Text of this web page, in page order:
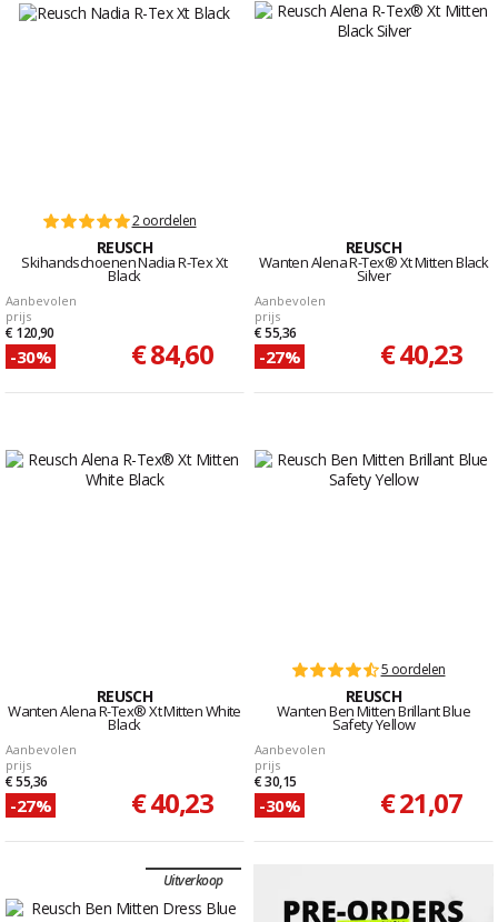
2 oordelen
REUSCH
Skihandschoenen Nadia R-Tex Xt
Black
Aanbevolen
prijs
€ 120,90
-30% € 84,60
REUSCH
Wanten Alena R-Tex® Xt Mitten Black
Silver
Aanbevolen
prijs
€ 55,36
-27% € 40,23
REUSCH
Wanten Alena R-Tex® Xt Mitten White
Black
Aanbevolen
prijs
€ 55,36
-27% € 40,23
5 oordelen
REUSCH
Wanten Ben Mitten Brillant Blue
Safety Yellow
Aanbevolen
prijs
€ 30,15
-30% € 21,07
Uitverkoop